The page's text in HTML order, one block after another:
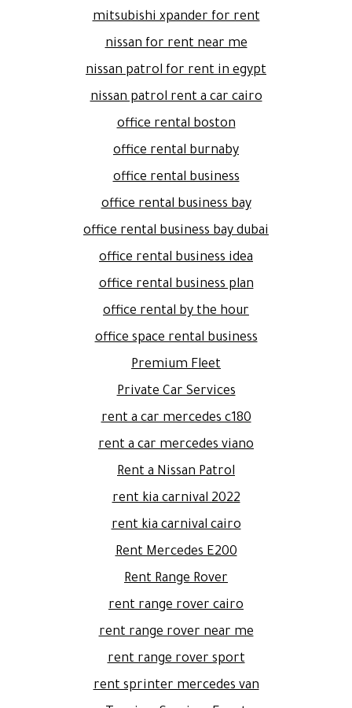
mitsubishi xpander for rent
nissan for rent near me
nissan patrol for rent in egypt
nissan patrol rent a car cairo
office rental boston
office rental burnaby
office rental business
office rental business bay
office rental business bay dubai
office rental business idea
office rental business plan
office rental by the hour
office space rental business
Premium Fleet
Private Car Services
rent a car mercedes c180
rent a car mercedes viano
Rent a Nissan Patrol
rent kia carnival 2022
rent kia carnival cairo
Rent Mercedes E200
Rent Range Rover
rent range rover cairo
rent range rover near me
rent range rover sport
rent sprinter mercedes van